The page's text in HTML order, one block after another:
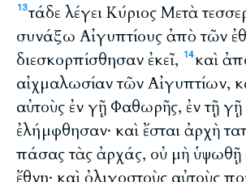
13τάδε λέγει Κύριος Μετὰ
συνάξω Αἰγυπτίους ἀπὸ τῶν
διεσκορπίσθησαν ἐκεῖ,
14καὶ
αἰχμαλωσίαν τῶν Αἰγυπτίων,
αὐτοὺς ἐν γῇ Φαθωρῆς, ἐν τῇ γῇ
ἐλήμφθησαν· καὶ ἔσται ἀρχὴ
πάσας τὰς ἀρχάς, οὐ μὴ ὑψωθῇ
ἔθνη· καὶ ὀλιγοστοὺς αὐτοὺς